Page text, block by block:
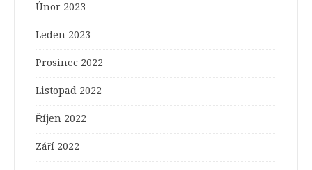
Únor 2023
Leden 2023
Prosinec 2022
Listopad 2022
Říjen 2022
Září 2022